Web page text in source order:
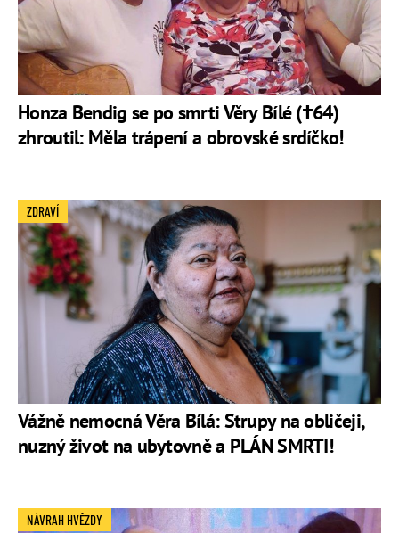
Honza Bendig se po smrti Věry Bílé (†64)
zhroutil: Měla trápení a obrovské srdíčko!
Vážně nemocná Věra Bílá: Strupy na obličeji,
nuzný život na ubytovně a PLÁN SMRTI!
ZDRAVÍ
NÁVRAH HVĚZDY